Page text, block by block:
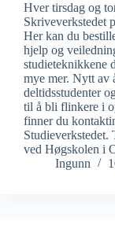
Hver tirsdag og
Skriveverkstedet
Her kan du
hjelp og
studieteknikkene
mye mer. Nytt av
deltidsstudenter
til å bli flinkere i
finner du
Studieverkstedet.
ved Høgskolen i
Ingunn